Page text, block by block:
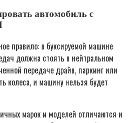
автомобиль с
правило: в буксируемой машине
должна стоять в нейтральном
передаче драйв, паркинг или
колеса, и машину нельзя будет
марок и моделей отличаются и